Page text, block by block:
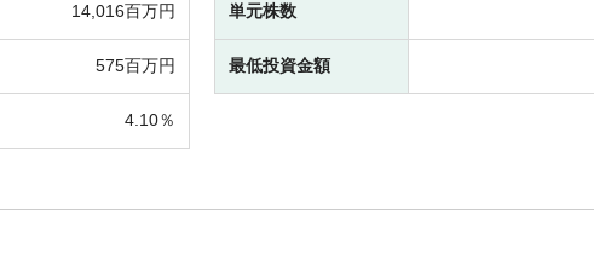
14,016百万円
575百万円
4.10％
単元株数
最低投資金額